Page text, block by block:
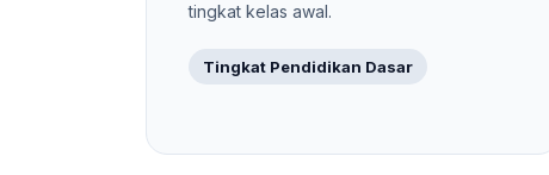
tingkat kelas awal.
Tingkat Pendidikan Dasar